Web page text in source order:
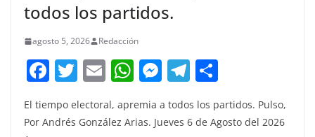
todos los partidos.
agosto 5, 2026 Redacción
F
c
T
w
itt
E
m
ai
W
at
M
ss
T
el
e m
El tiempo electoral, apremia a todos los partidos. Pulso,
Por Andrés González Arias. Jueves 6 de Agosto del 2026